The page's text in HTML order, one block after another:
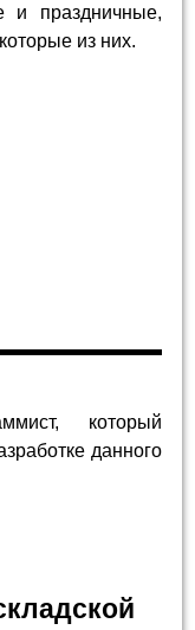
и праздничные,
из них.
который
данного